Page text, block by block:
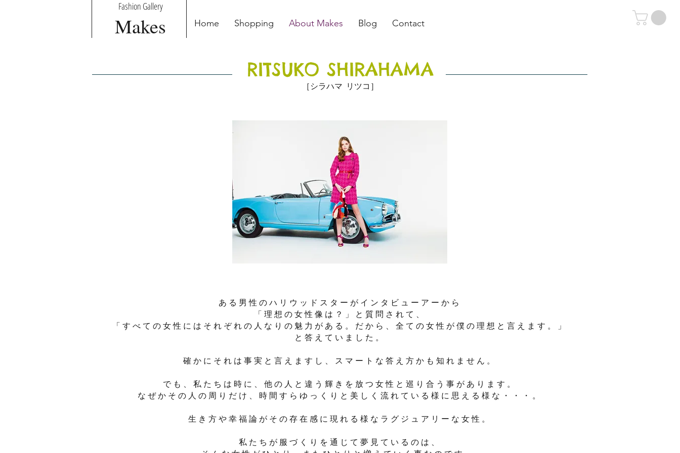
Home Shopping About Makes Blog Contact
Makes
Fashion Gallery
RITSUKO SHIRAHAMA
［シラハマ リツコ］
ある男性のハリウッドスターがインタビューアーから
「理想の女性像は？」
と質問されて、
「すべての女性にはそれぞれの人なりの魅力がある。だから、全ての女性が僕の理想と言えます。」
と答えていました。
確かにそれは事実と言えますし、スマートな答え方かも知れません。
でも、私たちは時に、他の人と違う輝きを放つ女性と巡り合う事があります。
なぜかその人の周りだけ、時間すらゆっくりと美しく流れている様に思える様な・・・。
生き方や幸福論がその存在感に現れる様なラグジュアリーな女性。
私たちが服づくりを通じて夢見ているのは、